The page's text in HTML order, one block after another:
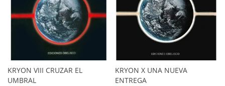
KRYON VIII CRUZAR EL
UMBRAL
KRYON X UNA NUEVA
ENTREGA